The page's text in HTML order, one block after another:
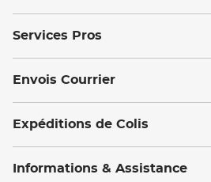
Services Pros
Envois Courrier
Expéditions de Colis
Informations & Assistance